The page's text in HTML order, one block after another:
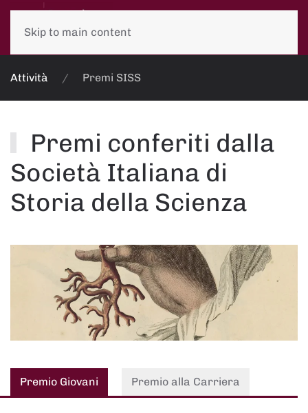
Skip to main content
Attività Premi SISS
Premi conferiti dalla
Società Italiana di
Storia della Scienza
Premio Giovani Premio alla Carriera